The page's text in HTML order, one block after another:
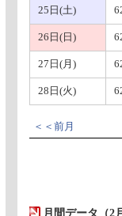
25日(土)
26日(日)
27日(月)
28日(火)
＜＜前月
月間データ（2